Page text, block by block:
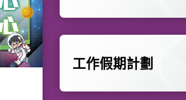
工作假期計劃